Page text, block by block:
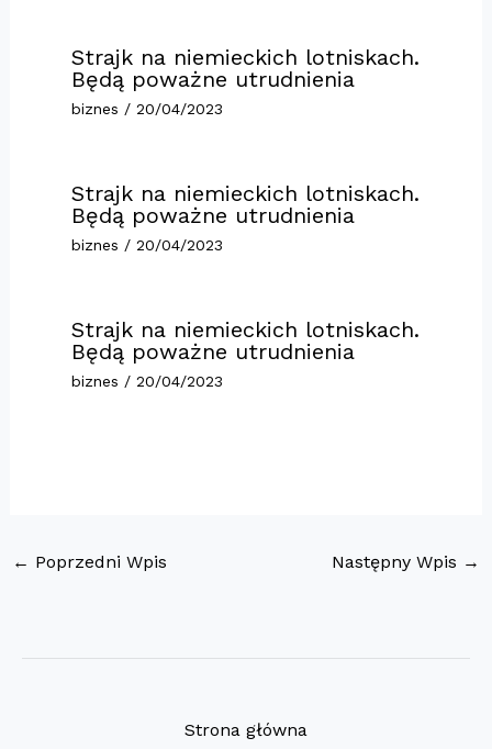
Strajk na niemieckich lotniskach.
Będą poważne utrudnienia
biznes / 20/04/2023
Strajk na niemieckich lotniskach.
Będą poważne utrudnienia
biznes / 20/04/2023
Strajk na niemieckich lotniskach.
Będą poważne utrudnienia
biznes / 20/04/2023
← Poprzedni Wpis Następny Wpis →
Strona główna